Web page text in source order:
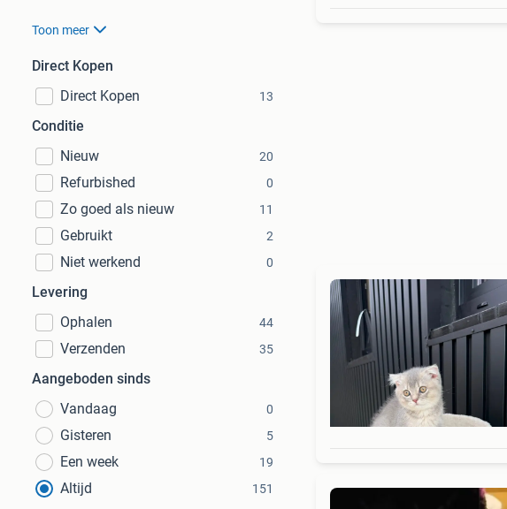
Toon meer
Direct Kopen
Direct Kopen
13
Conditie
Nieuw
20
Refurbished 0
Zo goed als nieuw 11
Gebruikt 2
Niet werkend 0
Levering
Ophalen
44
Verzenden 35
Aangeboden sinds
Vandaag
0
Gisteren 5
Een week 19
Altijd 151